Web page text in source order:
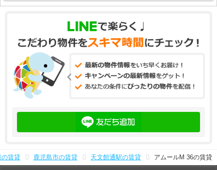
の賃貸 鹿児島市の賃貸 天文館通駅の賃貸 アムールM 36の賃貸